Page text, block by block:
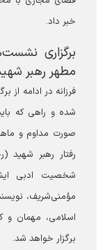
خبر داد.
برگزاری
مطهر رهبر
فرزانه در ادامه
شده و راهی که
صورت مداوم و
رفتار رهبر شهید
شخصیت ادبی
مؤمنی‌شریف،
اسلامی، مهمان
برگزار خواهد شد.